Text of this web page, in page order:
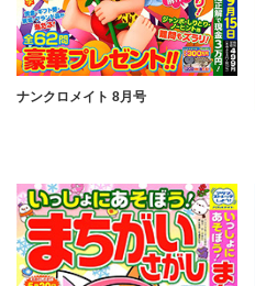
ナンクロメイト 8月号